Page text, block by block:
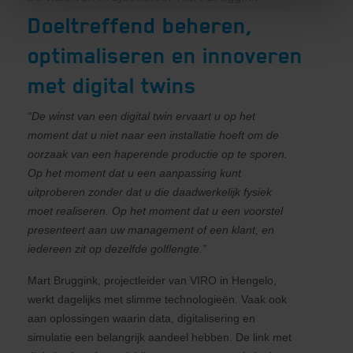
Doeltreffend beheren,
optimaliseren en innoveren
met digital twins
“De winst van een digital twin ervaart u op het
moment dat u niet naar een installatie hoeft om de
oorzaak van een haperende productie op te sporen.
Op het moment dat u een aanpassing kunt
uitproberen zonder dat u die daadwerkelijk fysiek
moet realiseren. Op het moment dat u een voorstel
presenteert aan uw management of een klant, en
iedereen zit op dezelfde golflengte.”
Mart Bruggink, projectleider van VIRO in Hengelo,
werkt dagelijks met slimme technologieën. Vaak ook
aan oplossingen waarin data, digitalisering en
simulatie een belangrijk aandeel hebben. De link met